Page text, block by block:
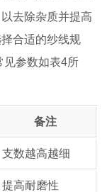
去除杂质并提高
合适的纱线规
见参数如表4所
备注
支数越高越细
提高耐磨性